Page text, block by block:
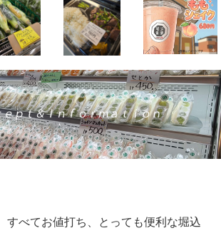
すべてお値打ち、とっても便利な堀込